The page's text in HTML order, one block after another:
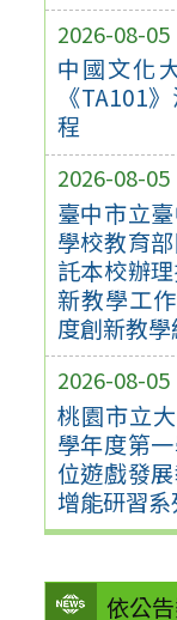
2026-08-05
中國文化
《TA101
程
2026-08-05
臺中市立
學校教育
託本校辦
新教學工
度創新教學
2026-08-05
桃園市立
學年度第
位遊戲發
增能研習
依公